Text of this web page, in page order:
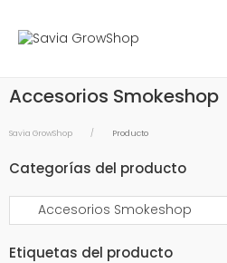
Accesorios Smokeshop
Savia GrowShop Producto
Categorías del producto
Etiquetas del producto